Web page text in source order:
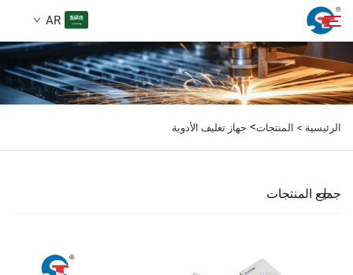
AR
معلومات عنا
حالة تصميم
الرئيسية > المنتجات> جهاز تغليف الأدوية
جميع المنتجات